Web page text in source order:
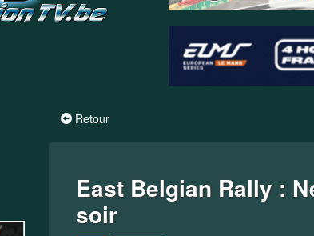
Retour
East Belgian Rally :
soir